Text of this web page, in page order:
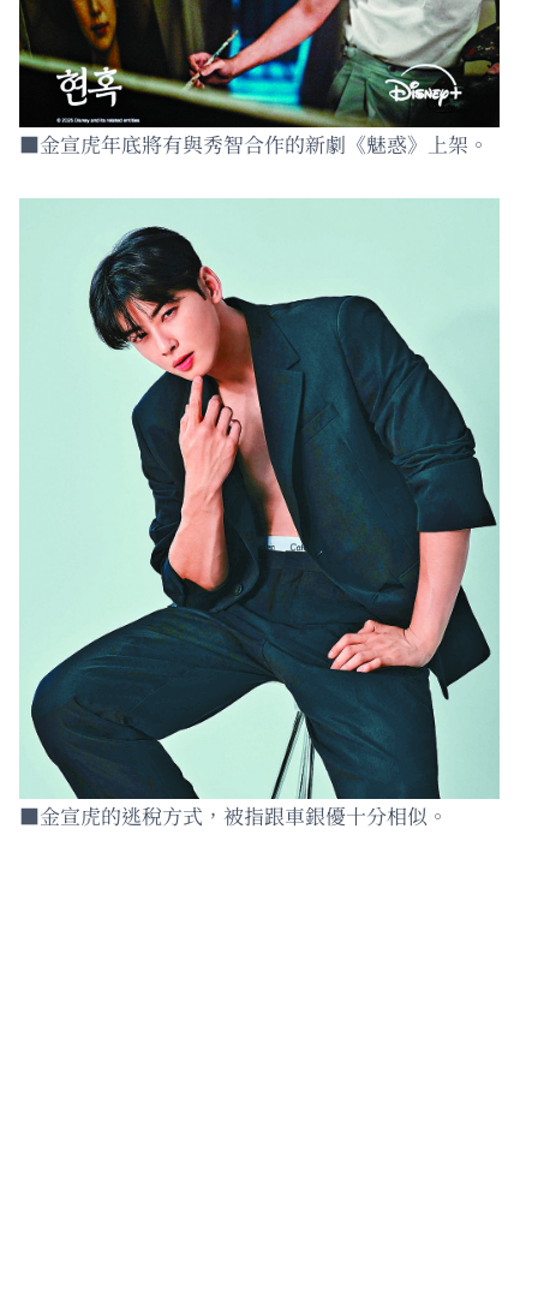
■金宣虎年底將有與秀智合作的新劇《魅惑》上架。
■金宣虎的逃稅方式，被指跟車銀優十分相似。